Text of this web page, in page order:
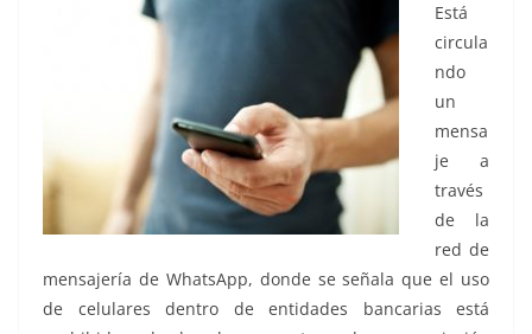
Está
circula
ndo
un
mensa
je a
través
de la
red de
mensajería de WhatsApp, donde se señala que el uso
de celulares dentro de entidades bancarias está